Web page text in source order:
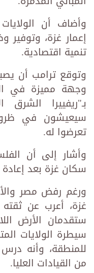
وأضاف أن
إعمار غزة،
تنمية اقتصادية.
وتوقع ترامب أن
وجهة مميزة في
بـ"ريفييرا
سيعيشون في
تعرضوا له.
وأشار إلى أن
سكان غزة بعد إعادة
ورغم رفض مصر
غزة، أعرب عن
ستقدمان الأرض
سيطرة الولايات
للمنطقة، وأنه
من القيادات العليا.